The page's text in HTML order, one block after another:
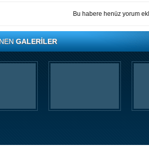
Bu habere henüz yorum
GALERİLER